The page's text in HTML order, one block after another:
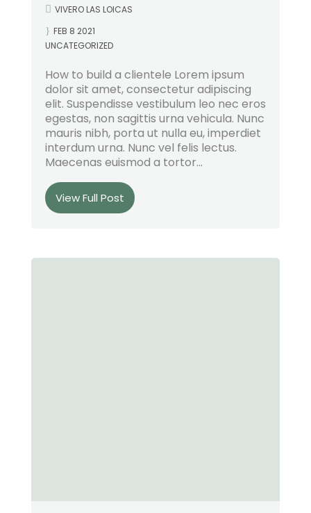
VIVERO LAS LOICAS
FEB 8 2021
UNCATEGORIZED
How to build a clientele Lorem ipsum
dolor sit amet, consectetur adipiscing
elit. Suspendisse vestibulum leo nec eros
egestas, non sagittis urna vehicula. Nunc
mauris nibh, porta ut nulla eu, imperdiet
interdum urna. Nunc vel felis lectus.
Maecenas euismod a tortor...
View Full Post